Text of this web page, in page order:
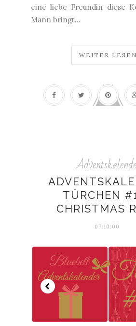
eine liebe Freundin diese
Mann bringt...
WEITER LESEN
TÜRCHEN
CHRISTMAS
07:10:00